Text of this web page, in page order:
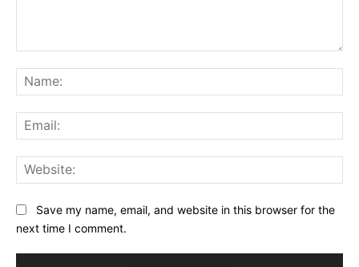
Save my name, email, and website in this browser for the
next time I comment.